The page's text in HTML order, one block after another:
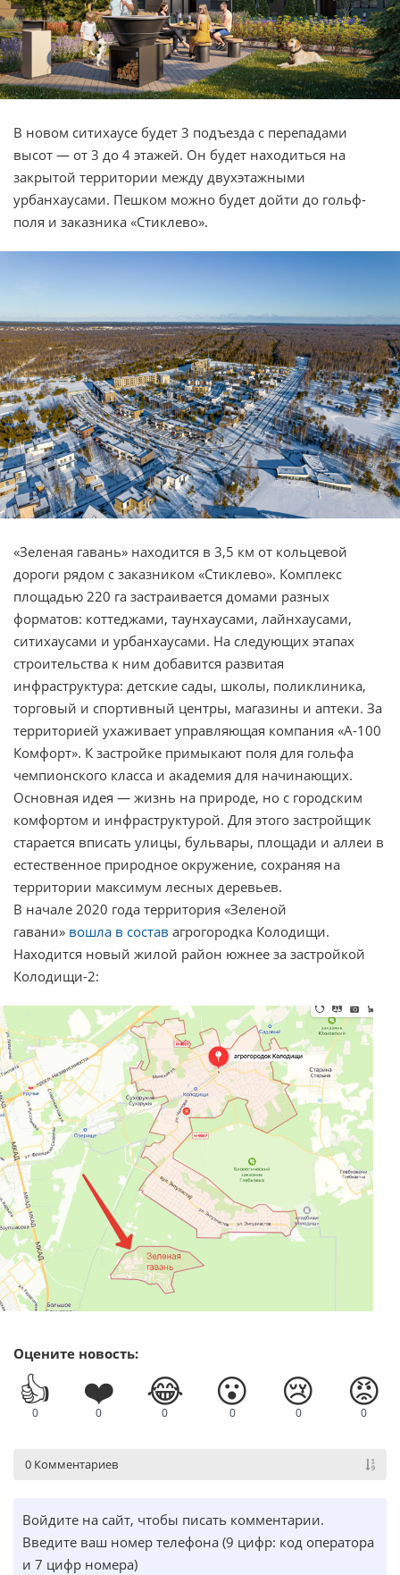
В новом ситихаусе будет 3 подъезда с перепадами
высот — от 3 до 4 этажей. Он будет находиться на
закрытой территории между двухэтажными
урбанхаусами. Пешком можно будет дойти до гольф-
поля и заказника «Стиклево».
«Зеленая гавань» находится в 3,5 км от кольцевой
дороги рядом с заказником «Стиклево». Комплекс
площадью 220 га застраивается домами разных
форматов: коттеджами, таунхаусами, лайнхаусами,
ситихаусами и урбанхаусами. На следующих этапах
строительства к ним добавится развитая
инфраструктура: детские сады, школы, поликлиника,
торговый и спортивный центры, магазины и аптеки. За
территорией ухаживает управляющая компания «А-100
Комфорт». К застройке примыкают поля для гольфа
чемпионского класса и академия для начинающих.
Основная идея — жизнь на природе, но с городским
комфортом и инфраструктурой. Для этого застройщик
старается вписать улицы, бульвары, площади и аллеи в
естественное природное окружение, сохраняя на
территории максимум лесных деревьев.
В начале 2020 года территория «Зеленой
гавани» вошла в состав агрогородка Колодищи.
Находится новый жилой район южнее за застройкой
Колодищи-2:
Оцените новость:
👍
0
❤️
0
😂
0
😮
0
😢
0
😡
0
0 Комментариев
Войдите на сайт, чтобы писать комментарии.
Введите ваш номер телефона (9 цифр: код оператора
и 7 цифр номера)